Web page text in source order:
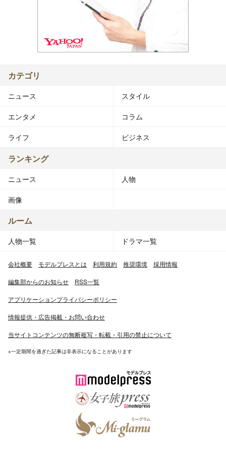
カテゴリ
ニュース スタイル
エンタメ コラム
ライフ ビジネス
ランキング
ニュース 人物
画像
ルーム
人物一覧 ドラマ一覧
会社概要 モデルプレスとは 利用規約 推奨環境 採用情報
編集部からのお知らせ RSS一覧
アプリケーションプライバシーポリシー
情報提供・広告掲載・お問い合わせ
当サイトコンテンツの無断複写・転載・引用の禁止について
※一定期間を過ぎた記事は非表示になることがあります